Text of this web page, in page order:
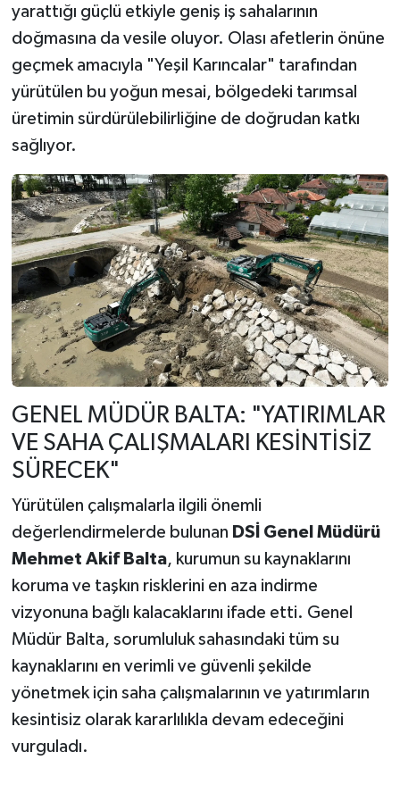
yarattığı güçlü etkiyle geniş iş sahalarının
doğmasına da vesile oluyor. Olası afetlerin önüne
geçmek amacıyla "Yeşil Karıncalar" tarafından
yürütülen bu yoğun mesai, bölgedeki tarımsal
üretimin sürdürülebilirliğine de doğrudan katkı
sağlıyor.
GENEL MÜDÜR BALTA: "YATIRIMLAR
VE SAHA ÇALIŞMALARI KESİNTİSİZ
SÜRECEK"
Yürütülen çalışmalarla ilgili önemli
değerlendirmelerde bulunan DSİ Genel Müdürü
Mehmet Akif Balta, kurumun su kaynaklarını
koruma ve taşkın risklerini en aza indirme
vizyonuna bağlı kalacaklarını ifade etti. Genel
Müdür Balta, sorumluluk sahasındaki tüm su
kaynaklarını en verimli ve güvenli şekilde
yönetmek için saha çalışmalarının ve yatırımların
kesintisiz olarak kararlılıkla devam edeceğini
vurguladı.